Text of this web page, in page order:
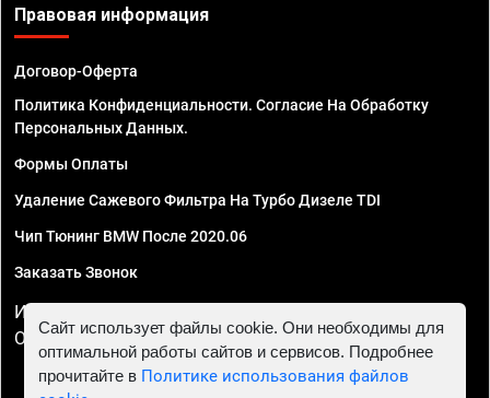
Правовая информация
Договор-Оферта
Политика Конфиденциальности. Согласие На Обработку
Персональных Данных.
Формы Оплаты
Удаление Сажевого Фильтра На Турбо Дизеле TDI
Чип Тюнинг BMW После 2020.06
Заказать Звонок
ИП Смирнов Георгий Павлович. ИНН 781302555843,
ОГРНИП 324470400032610
Сайт использует файлы cookie. Они необходимы для
оптимальной работы сайтов и сервисов. Подробнее
прочитайте в Политике использования файлов